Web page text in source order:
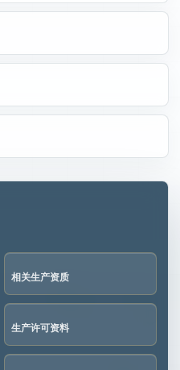
相关生产资质
生产许可资料